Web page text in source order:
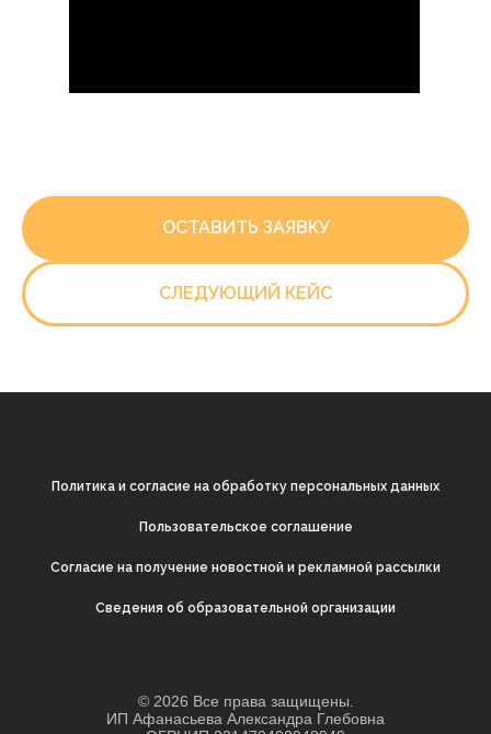
ОСТАВИТЬ ЗАЯВКУ
СЛЕДУЮЩИЙ КЕЙС
Политика и согласие на обработку персональных данных
Пользовательское соглашение
Согласие на получение новостной и рекламной рассылки
Cведения об образовательной организации
© 2026 Все права защищены.
ИП Афанасьева Александра Глебовна